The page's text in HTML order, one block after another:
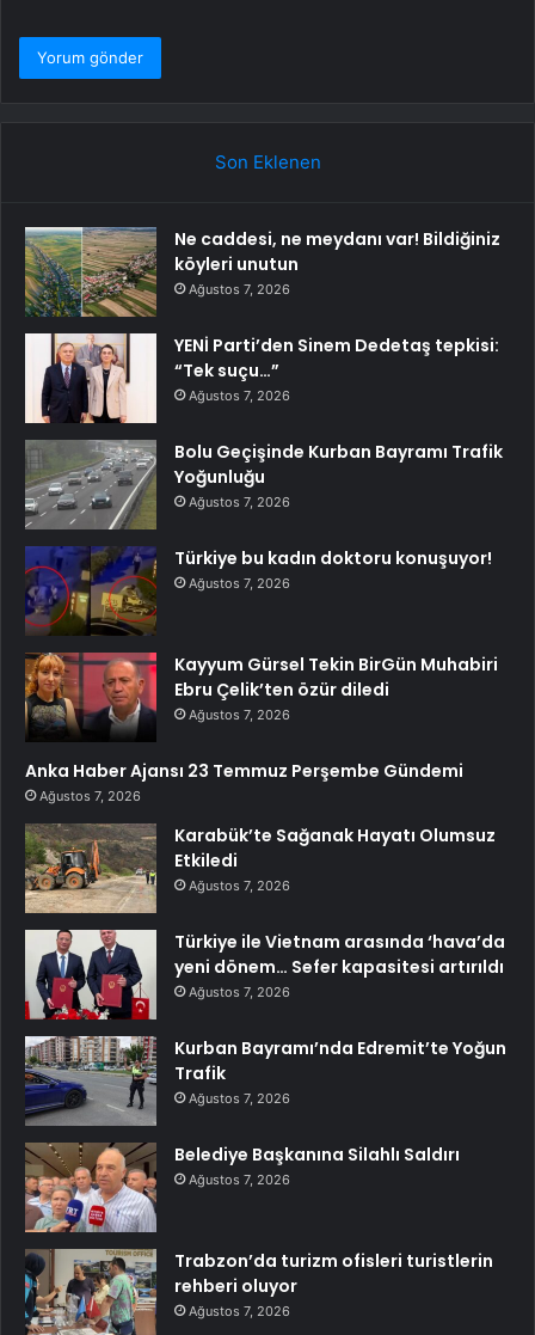
Son Eklenen
Ne caddesi, ne meydanı var! Bildiğiniz
köyleri unutun
Ağustos 7, 2026
YENİ Parti’den Sinem Dedetaş tepkisi:
“Tek suçu…”
Ağustos 7, 2026
Bolu Geçişinde Kurban Bayramı Trafik
Yoğunluğu
Ağustos 7, 2026
Türkiye bu kadın doktoru konuşuyor!
Ağustos 7, 2026
Kayyum Gürsel Tekin BirGün Muhabiri
Ebru Çelik’ten özür diledi
Ağustos 7, 2026
Anka Haber Ajansı 23 Temmuz Perşembe Gündemi
Ağustos 7, 2026
Karabük’te Sağanak Hayatı Olumsuz
Etkiledi
Ağustos 7, 2026
Türkiye ile Vietnam arasında ‘hava’da
yeni dönem… Sefer kapasitesi artırıldı
Ağustos 7, 2026
Kurban Bayramı’nda Edremit’te Yoğun
Trafik
Ağustos 7, 2026
Belediye Başkanına Silahlı Saldırı
Ağustos 7, 2026
Trabzon’da turizm ofisleri turistlerin
rehberi oluyor
Ağustos 7, 2026